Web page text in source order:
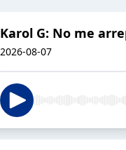
Karol G: No me
2026-08-07